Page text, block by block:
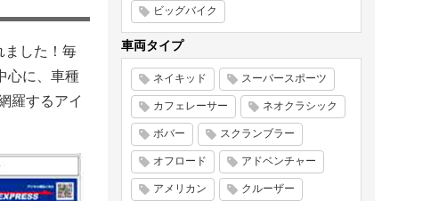
ました！毎
心に、車種
羅するアイ
ビッグバイク
車両タイプ
ネイキッド スーパースポーツ
カフェレーサー ネオクラシック
ボバー スクランブラー
オフロード アドベンチャー
アメリカン クルーザー